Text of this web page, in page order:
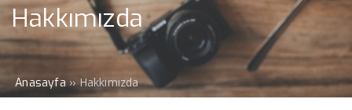
Hakkımızda
Anasayfa ››Hakkımızda